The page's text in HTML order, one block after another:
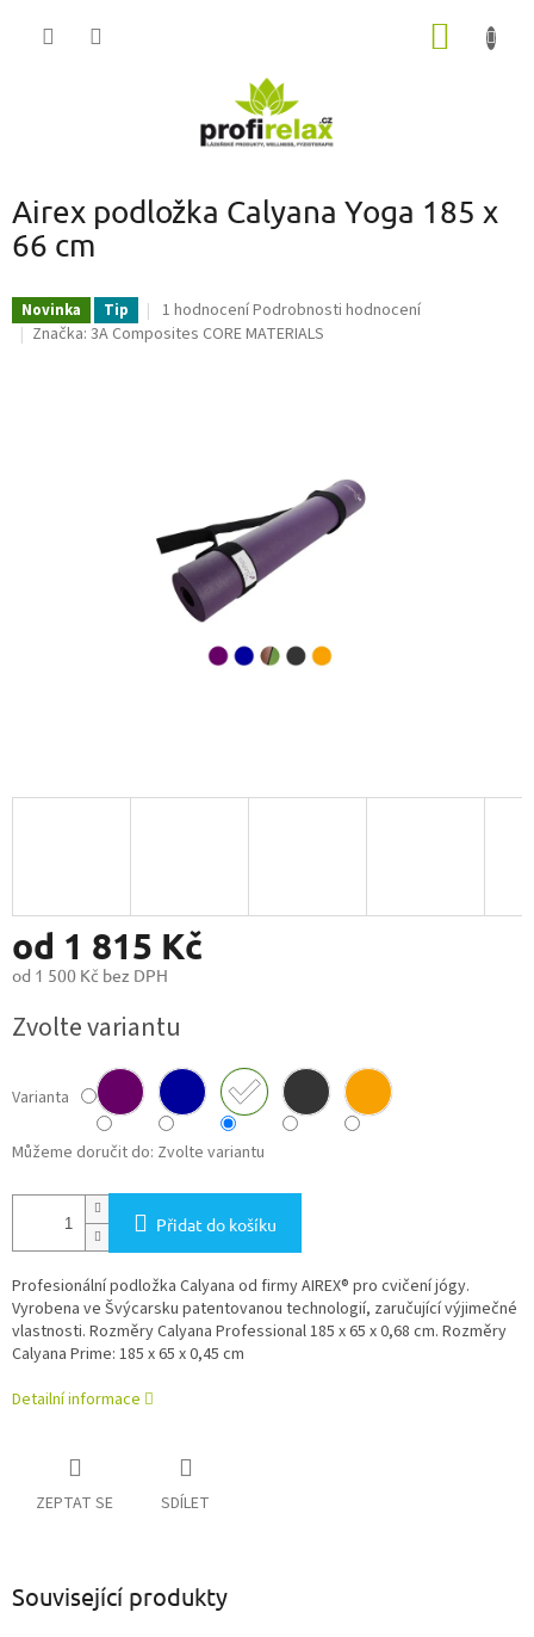
Airex podložka Calyana Yoga 185 x
66 cm
Novinka Tip
Průměrné
hodnocení
1 hodnoceníPodrobnosti hodnocení
Značka: 3A Composites CORE MATERIALS
od 1 815 Kč
od 1 500 Kč bez DPH
cena:
Zvolte variantu
Varianta
Můžeme doručit do: Zvolte variantu
Přidat do košíku
Profesionální podložka Calyana od firmy AIREX® pro cvičení jógy.
Vyrobena ve Švýcarsku patentovanou technologií, zaručující výjimečné
vlastnosti. Rozměry Calyana Professional185 x 65 x 0,68 cm. Rozměry
Calyana Prime: 185 x 65 x 0,45 cm
Detailní informace
ZEPTAT SE SDÍLET
Související produkty